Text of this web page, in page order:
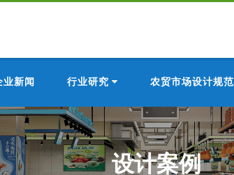
业新闻 行业研究 农贸市场设计规范
设计案例